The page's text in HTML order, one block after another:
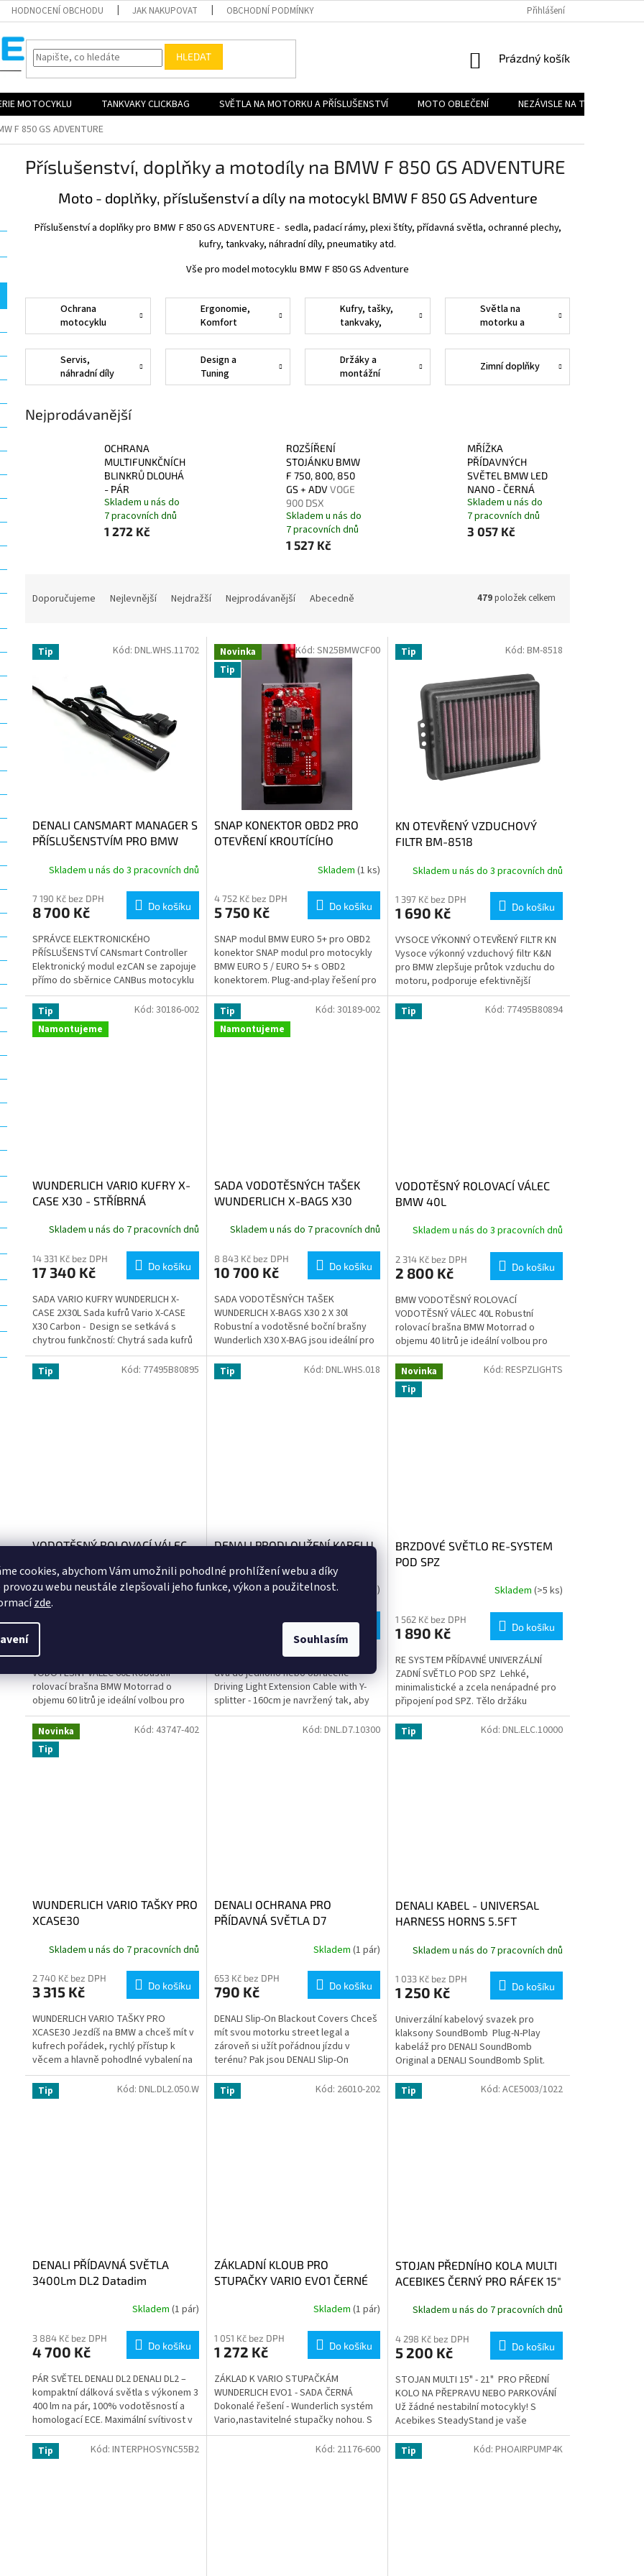
cookies, abychom Vám umožnili pohodlné prohlížení webu a díky
provozu webu neustále zlepšovali jeho funkce, výkon a použitelnost.
zde.
Souhlasím
HODNOCENÍ OBCHODU JAK NAKUPOVAT OBCHODNÍ PODMÍNKY REKLAMAČNÍ ŘÁD
Přihlášení
HLEDAT
NÁKUPNÍ
Prázdný košík
MOTOCYKLU TANKVAKY CLICKBAG SVĚTLA NA MOTORKU A PŘÍSLUŠENSTVÍ MOTO OBLEČENÍ
NEZÁVISLE NA TYPU
F 850 GS ADVENTURE
Příslušenství, doplňky a motodíly na BMW F 850 GS ADVENTURE
Moto - doplňky, příslušenství a díly na motocykl BMW F 850 GS Adventure
Příslušenství a doplňky pro BMW F 850 GS ADVENTURE - sedla, padací rámy, plexi štíty, přídavná světla, ochranné plechy,
kufry, tankvaky, náhradní díly, pneumatiky atd.
Vše pro model motocyklu BMW F 850 GS Adventure
Ochrana
motocyklu
Ergonomie,
Komfort
Kufry, tašky,
tankvaky,
vaky,
popruhy,
nosiče
Světla na
motorku a
příslušenství
Servis,
náhradní díly
a pneumatiky
Design a
Tuning
Držáky a
montážní
sady
Zimní doplňky
Nejprodávanější
OCHRANA
MULTIFUNKČNÍCH
BLINKRŮ DLOUHÁ
- PÁR
Skladem u nás do
7 pracovních dnů
1 272 Kč
ROZŠÍŘENÍ
STOJÁNKU BMW
F 750, 800, 850
GS + ADVVOGE
900 DSX
Skladem u nás do
7 pracovních dnů
1 527 Kč
MŘÍŽKA
PŘÍDAVNÝCH
SVĚTEL BMW LED
NANO - ČERNÁ
Skladem u nás do
7 pracovních dnů
3 057 Kč
n
Doporučujeme Nejlevnější Nejdražší Nejprodávanější Abecedně 479položek celkem
V Tip
DENALI CANSMART MANAGER S
PŘÍSLUŠENSTVÍM PRO BMW
příslušenství HEX ezCAN
Skladem u nás do 3 pracovních dnů
7 190 Kč bez DPH
8 700 Kč Do košíku
SPRÁVCE ELEKTRONICKÉHO
PŘÍSLUŠENSTVÍ CANsmart Controller
Elektronický modul ezCAN se zapojuje
přímo do sběrnice CANBus motocyklu
a poskytuje uživateli naprosto...
Kód: DNL.WHS.11702
Novinka
Tip
SNAP KONEKTOR OBD2 PRO
OTEVŘENÍ KROUTÍCÍHO
23-, R1250GS/A 23-, F900GS/A
23-, F800GS 24-, G310GS 23-
Skladem(1 ks)
4 752 Kč bez DPH
5 750 Kč Do košíku
SNAP modul BMW EURO 5+ pro OBD2
konektor SNAP modul pro motocykly
BMW EURO 5 / EURO 5+ s OBD2
konektorem. Plug-and-play řešení pro
plnější průběh výkonu, lepší reakci na
plyn a...
Kód:SN25BMWCF00 Tip
KN OTEVŘENÝ VZDUCHOVÝ
FILTR BM-8518
Skladem u nás do 3 pracovních dnů
1 397 Kč bez DPH
1 690 Kč Do košíku
VYSOCE VÝKONNÝ OTEVŘENÝ FILTR KN
Vysoce výkonný vzduchový filtr K&N
pro BMW zlepšuje průtok vzduchu do
motoru, podporuje efektivnější
spalování a pomáhá zlepšit odezvu i...
Kód: BM-8518
Tip
Namontujeme
WUNDERLICH VARIO KUFRY X-
CASE X30 - STŘÍBRNÁ
Skladem u nás do 7 pracovních dnů
14 331 Kč bez DPH
17 340 Kč Do košíku
SADA VARIO KUFRY WUNDERLICH X-
CASE 2X30L Sada kufrů Vario X-CASE
X30 Carbon - Design se setkává s
chytrou funkčností: Chytrá sada kufrů
pro cestování na motorce s...
Kód: 30186-002
Tip
Namontujeme
SADA VODOTĚSNÝCH TAŠEK
WUNDERLICH X-BAGS X30
Skladem u nás do 7 pracovních dnů
8 843 Kč bez DPH
10 700 Kč Do košíku
SADA VODOTĚSNÝCH TAŠEK
WUNDERLICH X-BAGS X30 2 X 30l
Robustní a vodotěsné boční brašny
Wunderlich X30 X-BAG jsou ideální pro
adventure touring i každodenní jízdu
městem....
Kód:30189-002 Tip
VODOTĚSNÝ ROLOVACÍ VÁLEC
BMW 40L
Skladem u nás do 3 pracovních dnů
2 314 Kč bez DPH
2 800 Kč Do košíku
BMW VODOTĚSNÝ ROLOVACÍ
VODOTĚSNÝ VÁLEC 40L Robustní
rolovací brašna BMW Motorrad o
objemu 40 litrů je ideální volbou pro
silniční i terénní cestování. Nabízí
dostatek...
Kód: 77495B80894
Tip
VODOTĚSNÝ ROLOVACÍ VÁLEC
Skladem u nás do 3 pracovních dnů
BMW VODOTĚSNÝ ROLOVACÍ
VODOTĚSNÝ VÁLEC 60L Robustní
rolovací brašna BMW Motorrad o
objemu 60 litrů je ideální volbou pro
silniční i terénní cestování. Nabízí
dostatek...
Kód: 77495B80895 Tip
DENALI PRODLOUŽENÍ KABELU
Skladem (2 ks)
Do košíku
DENALI PRODLOUŽENÍ KABELU 160CM
dva do jednoho nebo obráceně
Driving Light Extension Cable with Y-
splitter - 160cm je navržený tak, aby
prodloužil vzdálenost mezi...
Kód:DNL.WHS.018
Novinka
Tip
BRZDOVÉ SVĚTLO RE-SYSTEM
POD SPZ
Skladem (>5 ks)
1 562 Kč bez DPH
1 890 Kč Do košíku
RE SYSTEM PŘÍDAVNÉ UNIVERZÁLNÍ
ZADNÍ SVĚTLO POD SPZ Lehké,
minimalistické a zcela nenápadné pro
připojení pod SPZ. Tělo držáku
vyrobeno z odolného a lehkého
plastu....
Kód: RESPZLIGHTS
Novinka
Tip
WUNDERLICH VARIO TAŠKY PRO
XCASE30
Skladem u nás do 7 pracovních dnů
2 740 Kč bez DPH
3 315 Kč Do košíku
WUNDERLICH VARIO TAŠKY PRO
XCASE30 Jezdíš na BMW a chceš mít v
kufrech pořádek, rychlý přístup k
věcem a hlavně pohodlné vybalení na
hotelu nebo v kempu? Přesně pro to
jsou tu...
Kód: 43747-402
DENALI OCHRANA PRO
PŘÍDAVNÁ SVĚTLA D7
Skladem(1 pár)
653 Kč bez DPH
790 Kč Do košíku
DENALI Slip-On Blackout Covers Chceš
mít svou motorku street legal a
zároveň si užít pořádnou jízdu v
terénu? Pak jsou DENALI Slip-On
Blackout Covers přesně to, co
potřebuješ!...
Kód:DNL.D7.10300 Tip
DENALI KABEL - UNIVERSAL
HARNESS HORNS 5.5FT
Skladem u nás do 7 pracovních dnů
1 033 Kč bez DPH
1 250 Kč Do košíku
Univerzální kabelový svazek pro
klaksony SoundBomb Plug‑N‑Play
kabeláž pro DENALI SoundBomb
Original a DENALI SoundBomb Split.
Rychlá instalace bez stříhání a pájení
(při...
Kód: DNL.ELC.10000
Tip
DENALI PŘÍDAVNÁ SVĚTLA
3400Lm DL2 Datadim
Skladem (1 pár)
3 884 Kč bez DPH
4 700 Kč Do košíku
PÁR SVĚTEL DENALI DL2 DENALI DL2 –
kompaktní dálková světla s výkonem 3
400 lm na pár, 100% vodotěsností a
homologací ECE. Maximální svítivost v
nejmenším balení za rozumnou...
Kód: DNL.DL2.050.W Tip
ZÁKLADNÍ KLOUB PRO
STUPAČKY VARIO EVO1 ČERNÉ
Skladem(1 pár)
1 051 Kč bez DPH
1 272 Kč Do košíku
ZÁKLAD K VARIO STUPAČKÁM
WUNDERLICH EVO1 - SADA ČERNÁ
Dokonalé řešení - Wunderlich systém
Vario,nastavitelné stupačky nohou. S
rozsahem nastavení o průměru až 100
Kód: 26010-202 Tip
STOJAN PŘEDNÍHO KOLA MULTI
ACEBIKES ČERNÝ PRO RÁFEK 15"
Skladem u nás do 7 pracovních dnů
4 298 Kč bez DPH
5 200 Kč Do košíku
STOJAN MULTI 15" - 21" PRO PŘEDNÍ
KOLO NA PŘEPRAVU NEBO PARKOVÁNÍ
Už žádné nestabilní motocykly! S
Acebikes SteadyStand je vaše
motorka zabezpečená, pevná, stabilní
a...
Kód: ACE5003/1022
Tip Kód: INTERPHOSYNC55B2 Kód: 21176-600 Tip Kód: PHOAIRPUMP4K